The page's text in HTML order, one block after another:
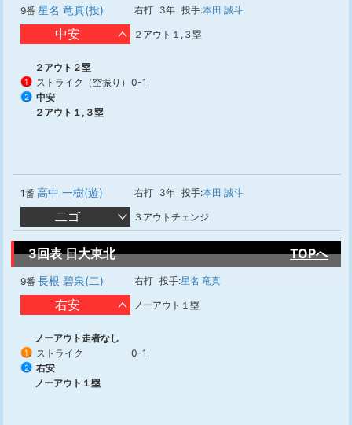
9番 星名 竜真(投) 右打 3年 投手:本田 誠斗
中安 ２アウト１,３塁
２アウト２塁
1 ストライク（空振り） 0-1
2
中安
２アウト１,３塁
1番 高中 一樹(遊) 右打 3年 投手:本田 誠斗
二ゴ ３アウトチェンジ
3回表 日大東北 TOPへ
9番 長根 碧泉(二) 右打 投手:星名 竜真
右安 ノーアウト１塁
ノーアウト走者なし
1 ストライク 0-1
2
右安
ノーアウト１塁